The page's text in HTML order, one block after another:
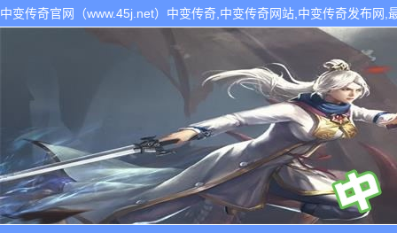
中变传奇官网（www.45j.net）中变传奇,中变传奇网站,中变传奇发布网,